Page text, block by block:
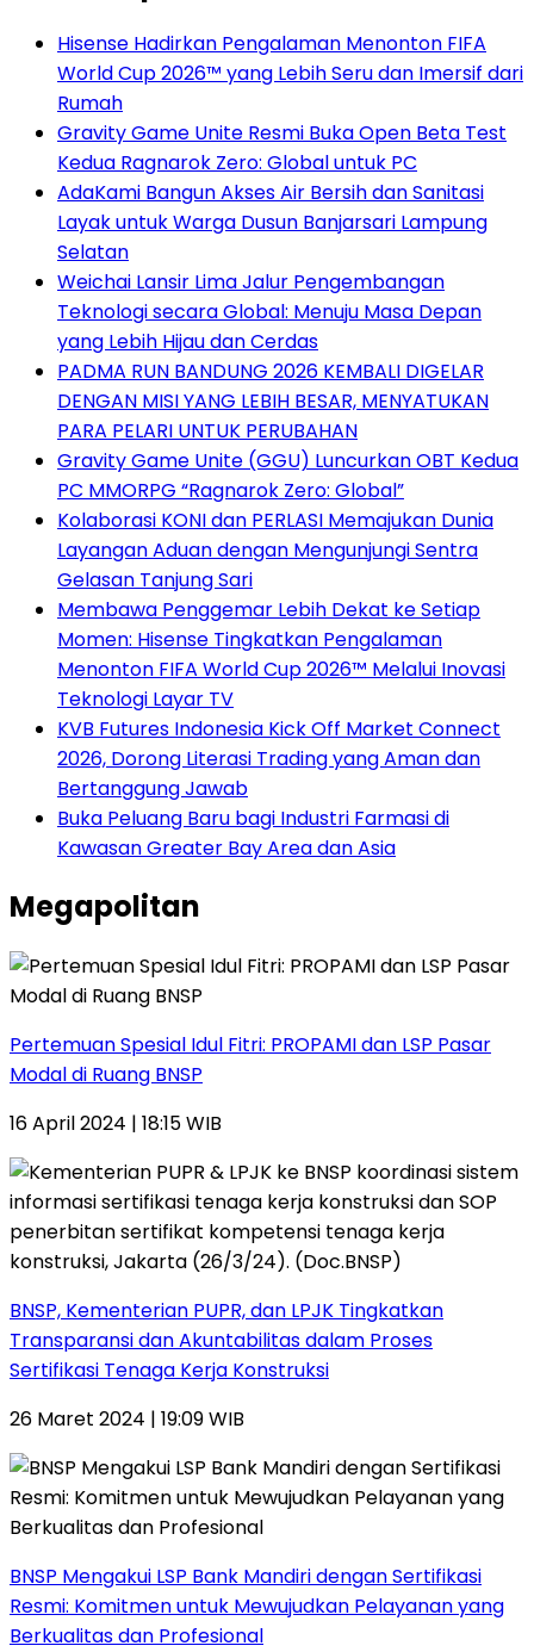
Hisense Hadirkan Pengalaman Menonton FIFA
World Cup 2026™ yang Lebih Seru dan Imersif dari
Rumah
Gravity Game Unite Resmi Buka Open Beta Test
Kedua Ragnarok Zero: Global untuk PC
AdaKami Bangun Akses Air Bersih dan Sanitasi
Layak untuk Warga Dusun Banjarsari Lampung
Selatan
Weichai Lansir Lima Jalur Pengembangan
Teknologi secara Global: Menuju Masa Depan
yang Lebih Hijau dan Cerdas
PADMA RUN BANDUNG 2026 KEMBALI DIGELAR
DENGAN MISI YANG LEBIH BESAR, MENYATUKAN
PARA PELARI UNTUK PERUBAHAN
Gravity Game Unite (GGU) Luncurkan OBT Kedua
PC MMORPG “Ragnarok Zero: Global”
Kolaborasi KONI dan PERLASI Memajukan Dunia
Layangan Aduan dengan Mengunjungi Sentra
Gelasan Tanjung Sari
Membawa Penggemar Lebih Dekat ke Setiap
Momen: Hisense Tingkatkan Pengalaman
Menonton FIFA World Cup 2026™ Melalui Inovasi
Teknologi Layar TV
KVB Futures Indonesia Kick Off Market Connect
2026, Dorong Literasi Trading yang Aman dan
Bertanggung Jawab
Buka Peluang Baru bagi Industri Farmasi di
Kawasan Greater Bay Area dan Asia
Megapolitan
Pertemuan Spesial Idul Fitri: PROPAMI dan LSP Pasar
Modal di Ruang BNSP
16 April 2024 | 18:15 WIB
BNSP, Kementerian PUPR, dan LPJK Tingkatkan
Transparansi dan Akuntabilitas dalam Proses
Sertifikasi Tenaga Kerja Konstruksi
26 Maret 2024 | 19:09 WIB
BNSP Mengakui LSP Bank Mandiri dengan Sertifikasi
Resmi: Komitmen untuk Mewujudkan Pelayanan yang
Berkualitas dan Profesional